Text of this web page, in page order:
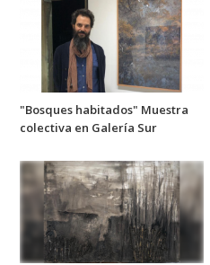
"Bosques habitados" Muestra
colectiva en Galería Sur